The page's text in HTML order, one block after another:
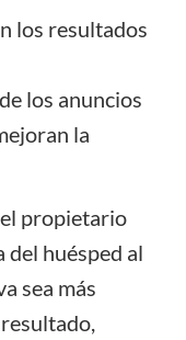
los resultados
los anuncios
la
propietario
huésped al
sea más